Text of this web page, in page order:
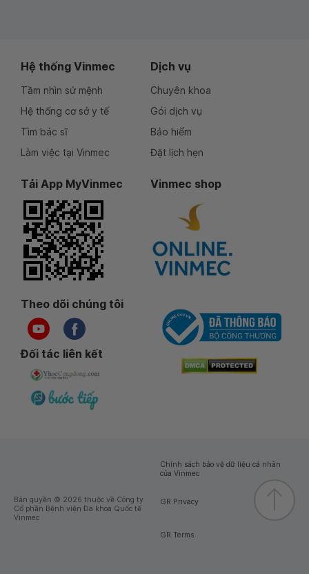
Hệ thống Vinmec
Tầm nhìn sứ mệnh
Hệ thống cơ sở y tế
Tìm bác sĩ
Làm việc tại Vinmec
Dịch vụ
Chuyên khoa
Gói dịch vụ
Bảo hiểm
Đặt lịch hẹn
Tải App MyVinmec Vinmec shop
Theo dõi chúng tôi
Đối tác liên kết
Bản quyền © 2026 thuộc về Công ty
Cổ phần Bệnh viện Đa khoa Quốc tế
Vinmec
Chính sách bảo vệ dữ liệu cá nhân
của Vinmec
GR Privacy
GR Terms